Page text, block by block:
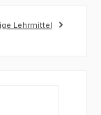
Lehrmittel